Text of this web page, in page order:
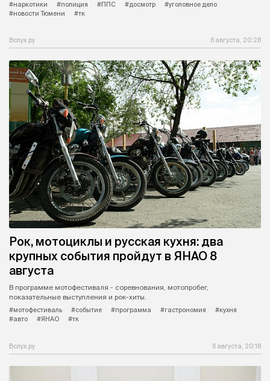
#наркотики
#полиция #ППС #досмотр
#уголовное дело
#новости Тюмени
#тк
Вслух.ру 6 августа, 20:28
Рок, мотоциклы и русская кухня: два
крупных события пройдут в ЯНАО 8
августа
В программе мотофестиваля - соревнования, мотопробег,
показательные выступления и рок-хиты.
#мотофестиваль
#событие #программа #гастрономия
#кухня
#авто
#ЯНАО #тк
Вслух.ру 6 августа, 20:18